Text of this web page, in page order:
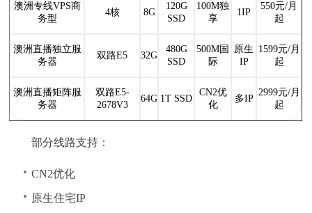
澳洲专线VPS商
务型
4核 8G
120G
SSD
100M独
享
1IP
550元/月
起
澳洲直播独立服
务器
双路E5 32G
480G
SSD
500M国
际
原生
IP
1599元/月
起
澳洲直播矩阵服
务器
双路E5-
2678V3
64G 1T SSD
CN2优
化
多IP
2999元/月
起
部分线路支持：
CN2优化
原生住宅IP